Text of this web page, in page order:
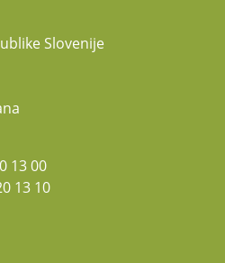
Slovenije
13 00
13 10